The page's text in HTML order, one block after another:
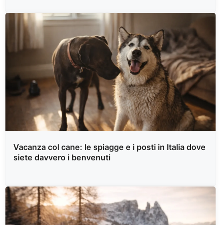
Vacanza col cane: le spiagge e i posti in Italia dove
siete davvero i benvenuti